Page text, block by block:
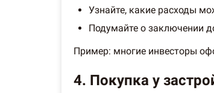
Узнайте, какие расходы
Подумайте о заключении
Пример: многие инвесторы
4. Покупка у